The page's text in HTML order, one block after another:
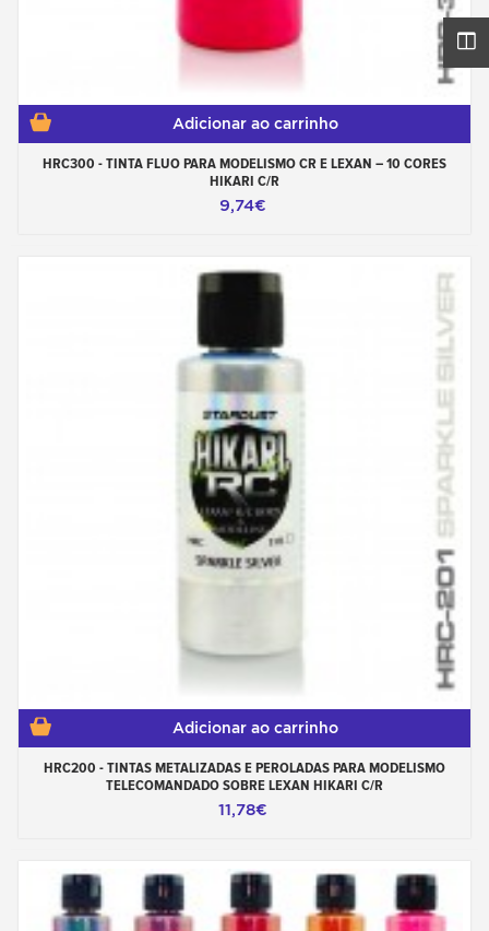
Adicionar ao carrinho
HRC300 - TINTA FLUO PARA MODELISMO CR E LEXAN – 10 CORES
HIKARI C/R
9,74€
Adicionar ao carrinho
HRC200 - TINTAS METALIZADAS E PEROLADAS PARA MODELISMO
TELECOMANDADO SOBRE LEXAN HIKARI C/R
11,78€